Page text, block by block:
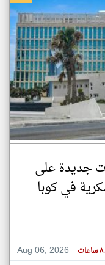
جديدة على
في كوبا
Aug 06, 2026